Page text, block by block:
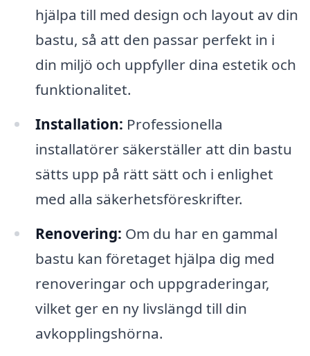
hjälpa till med design och layout av din
bastu, så att den passar perfekt in i
din miljö och uppfyller dina estetik och
funktionalitet.
Installation: Professionella
installatörer säkerställer att din bastu
sätts upp på rätt sätt och i enlighet
med alla säkerhetsföreskrifter.
Renovering: Om du har en gammal
bastu kan företaget hjälpa dig med
renoveringar och uppgraderingar,
vilket ger en ny livslängd till din
avkopplingshörna.